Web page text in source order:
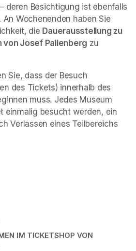
deren Besichtigung ist ebenfalls
Wochenenden haben Sie
die Dauerausstellung zu
Josef Pallenberg zu
Sie, dass der Besuch
des Tickets) innerhalb des
muss. Jedes Museum
einmalig besucht werden, ein
Verlassen eines Teilbereichs
IM TICKETSHOP VON